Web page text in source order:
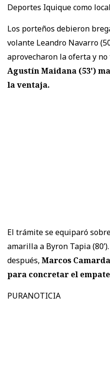
Deportes Iquique como
Los porteños debieron
volante Leandro Navarro
aprovecharon la oferta y
Agustín Maidana (53')
la ventaja.
El trámite se equiparó
amarilla a Byron Tapia
después, Marcos
para concretar el
PURANOTICIA